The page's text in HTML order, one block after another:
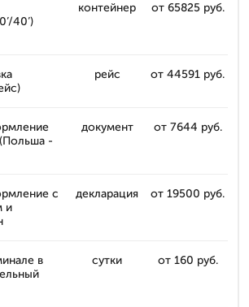
40’)
контейнер от 65825 руб.
рейс от 44591 руб.
-
документ от 7644 руб.
с
и
декларация от 19500 руб.
в
сутки от 160 руб.